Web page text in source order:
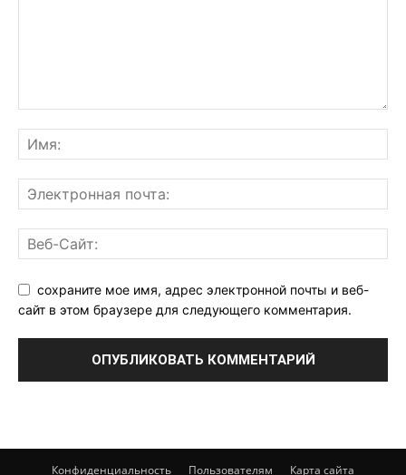
сохраните мое имя, адрес электронной почты и веб-
сайт в этом браузере для следующего комментария.
Конфиденциальность Пользователям Карта сайта